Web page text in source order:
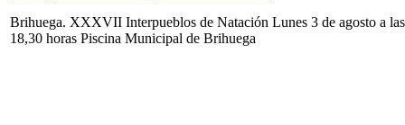
Brihuega. XXXVII Interpueblos de Natación Lunes 3 de agosto a las
18,30 horas Piscina Municipal de Brihuega